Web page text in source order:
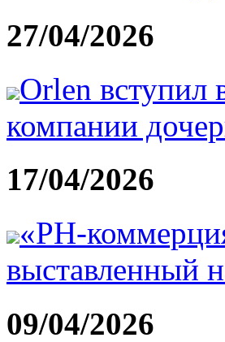
27/04/2026
Orlen вступил
компании
17/04/2026
«РН-
выставленный
09/04/2026